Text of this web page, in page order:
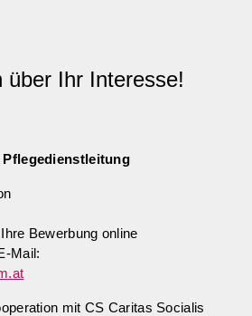
über Ihr Interesse!
Bewerbung online
Mail:
mit CS Caritas Socialis